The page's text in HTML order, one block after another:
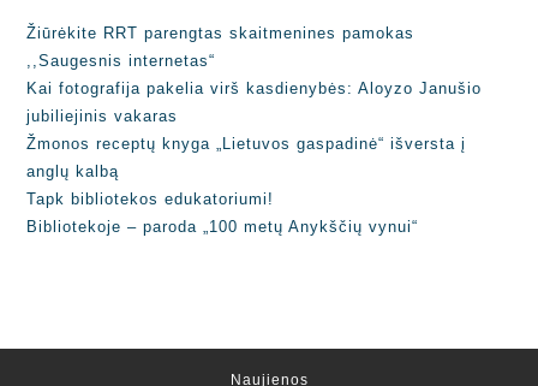
Žiūrėkite RRT parengtas skaitmenines pamokas
,,Saugesnis internetas“
Kai fotografija pakelia virš kasdienybės: Aloyzo Janušio
jubiliejinis vakaras
Žmonos receptų knyga „Lietuvos gaspadinė“ išversta į
anglų kalbą
Tapk bibliotekos edukatoriumi!
Bibliotekoje – paroda „100 metų Anykščių vynui“
Naujienos